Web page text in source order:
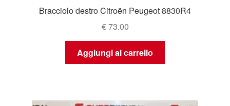
Bracciolo destro Citroën Peugeot 8830R4
€73.00
Aggiungi al carrello